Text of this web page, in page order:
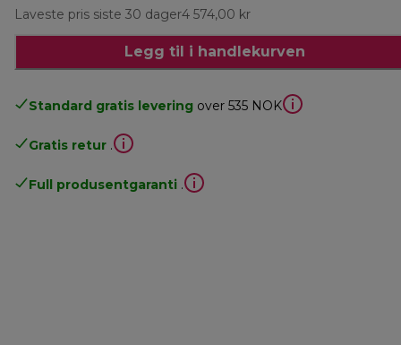
Laveste pris siste 30 dager4 574,00 kr
Legg til i handlekurven
Standard gratis levering over 535 NOK
Gratis retur .
Full produsentgaranti .